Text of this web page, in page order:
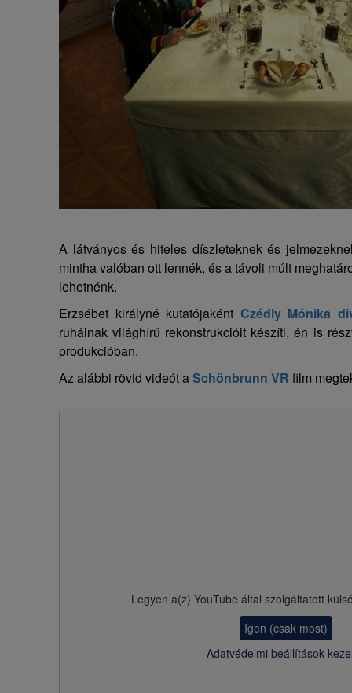
A látványos és hiteles díszleteknek és
mintha valóban ott lennék, és a távoli múlt
lehetnénk.
Erzsébet királyné kutatójaként Czédly Mónika
ruháinak világhírű rekonstrukcióit készíti, én is
produkcióban.
Az alábbi rövid videót aSchönbrunn VR film
Legyen a(z) YouTube által szolgáltatott
Igen (csak most)
Adatvédelmi beállítások